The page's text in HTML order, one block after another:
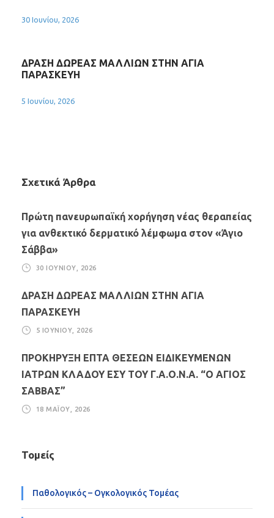
30 Ιουνίου, 2026
ΔΡΑΣΗ ΔΩΡΕΑΣ ΜΑΛΛΙΩΝ ΣΤΗΝ ΑΓΙΑ
ΠΑΡΑΣΚΕΥΗ
5 Ιουνίου, 2026
Σχετικά Άρθρα
Πρώτη πανευρωπαϊκή χορήγηση νέας θεραπείας
για ανθεκτικό δερματικό λέμφωμα στον «Άγιο
Σάββα»
30 ΙΟΥΝΊΟΥ, 2026
ΔΡΑΣΗ ΔΩΡΕΑΣ ΜΑΛΛΙΩΝ ΣΤΗΝ ΑΓΙΑ
ΠΑΡΑΣΚΕΥΗ
5 ΙΟΥΝΊΟΥ, 2026
ΠΡΟΚΗΡΥΞΗ ΕΠΤΑ ΘΕΣΕΩΝ ΕΙΔΙΚΕΥΜΕΝΩΝ
ΙΑΤΡΩΝ ΚΛΑΔΟΥ ΕΣΥ ΤΟΥ Γ.Α.Ο.Ν.Α. “Ο ΑΓΙΟΣ
ΣΑΒΒΑΣ”
18 ΜΑΪ́ΟΥ, 2026
Τομείς
Παθολογικός – Ογκολογικός Τομέας